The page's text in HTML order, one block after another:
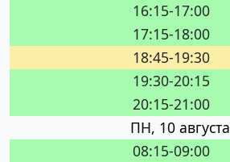
16:15-17:00
17:15-18:00
18:45-19:30
19:30-20:15
20:15-21:00
ПН, 10 августа
08:15-09:00